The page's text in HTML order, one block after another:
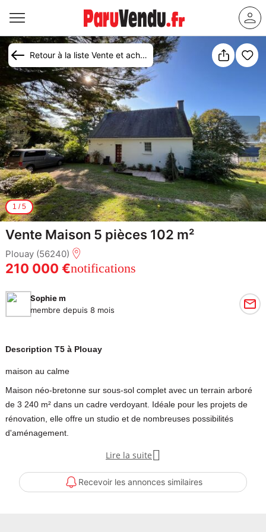
Retour à la liste Vente et achat maison Plouay
1 /5
Vente Maison 5 pièces 102 m²
Plouay (56240)
210 000 €notifications
Sophie m
membre depuis 8 mois
Description T5 à Plouay
maison au calme
Maison néo-bretonne sur sous-sol complet avec un terrain arboré
de 3 240 m² dans un cadre verdoyant. Idéale pour les projets de
rénovation, elle offre un studio et de nombreuses possibilités
d'aménagement.
d'emprise au sol, répartie sur trois niveaux.
Située dans un environnement calme et verdoyant, la propriété
Lire la suite 
Recevoir les annonces similaires